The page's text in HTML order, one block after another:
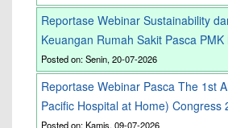
Reportase Webinar Sustainability
Keuangan Rumah Sakit Pasca
Posted on: Senin, 20-07-2026
Reportase Webinar Pasca The 1st
Pacific Hospital at Home) Congress
Posted on: Kamis, 09-07-2026